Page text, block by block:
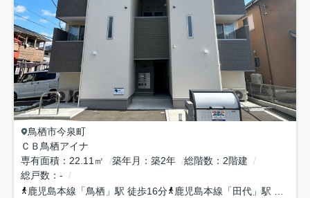
鳥栖市今泉町
ＣＢ鳥栖アイナ
専有面積
22.11㎡ 築年月 築2年 総階数
2階建
総戸数
-
鹿児島本線 「鳥栖 」駅 徒歩16分 鹿児島本線 「 田代 」駅 徒歩31分